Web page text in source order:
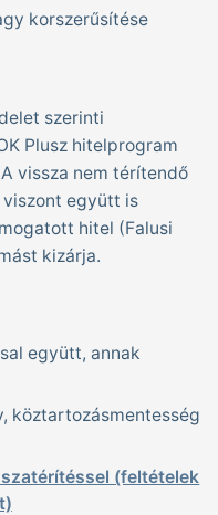
korszerűsítése
szerinti
Plusz hitelprogram
vissza nem térítendő
viszont együtt is
hitel (Falusi
kizárja.
együtt, annak
köztartozásmentesség
(feltételek